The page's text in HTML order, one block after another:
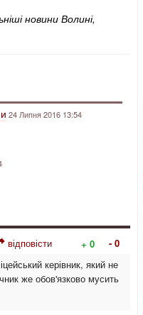
новини Волині,
24 Липня 2016 13:54
відповісти + 0
- 0
керівник, який не
же обов'язково мусить